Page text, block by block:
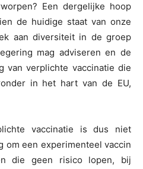
Een dergelijke hoop
de huidige staat van onze
aan diversiteit in de groep
mag adviseren en de
van verplichte vaccinatie die
in het hart van de EU,
vaccinatie is dus niet
om een experimenteel vaccin
die geen risico lopen, bij